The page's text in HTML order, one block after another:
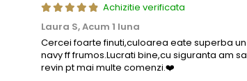
Achizitie verificata
Laura S,Acum 1 luna
Cercei foarte finuti,culoarea eate superba un
navy ff frumos.Lucrati bine,cu siguranta am sa
revin pt mai multe comenzi.❤️